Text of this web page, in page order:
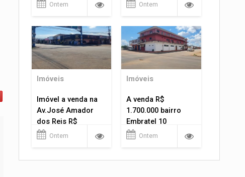
Ontem Ontem
Imóveis
Imóvel a venda na
Av.José Amador
dos Reis R$
1.400.000
Ontem
Imóveis
A venda R$
1.700.000 bairro
Embratel 10
apartamentos!
Ontem